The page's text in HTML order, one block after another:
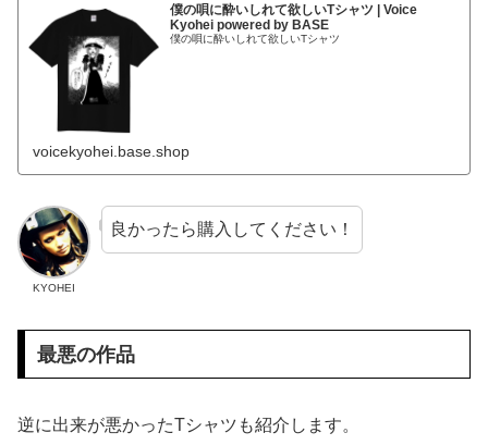
僕の唄に酔いしれて欲しいTシャツ | Voice
Kyohei powered by BASE
僕の唄に酔いしれて欲しいTシャツ
voicekyohei.base.shop
KYOHEI
良かったら購入してください！
最悪の作品
逆に出来が悪かったTシャツも紹介します。